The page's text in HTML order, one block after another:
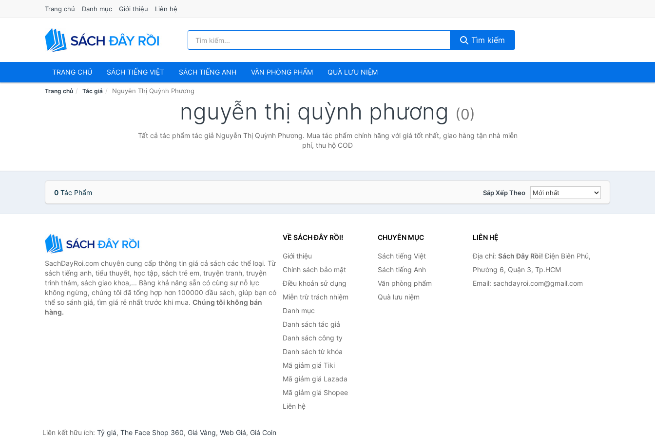
Trang chủ Danh mục Giới thiệu Liên hệ
Tìm kiếm
TRANG CHỦ SÁCH TIẾNG VIỆT SÁCH TIẾNG ANH VĂN PHÒNG PHẨM QUÀ LƯU NIỆM
Trang chủ Tác giả Nguyễn Thị Quỳnh Phương
nguyễn thị quỳnh phương (0)
Tất cả tác phẩm tác giả Nguyễn Thị Quỳnh Phương. Mua tác phẩm chính hãng với giá tốt nhất, giao hàng tận nhà miễn
phí, thu hộ COD
0 Tác Phẩm Sắp Xếp Theo
SachDayRoi.com chuyên cung cấp thông tin giá cả sách các thể loại. Từ
sách tiếng anh, tiểu thuyết, học tập, sách trẻ em, truyện tranh, truyện
trinh thám, sách giao khoa,... Bằng khả năng sẵn có cùng sự nỗ lực
không ngừng, chúng tôi đã tổng hợp hơn 100000 đầu sách, giúp bạn có
thể so sánh giá, tìm giá rẻ nhất trước khi mua. Chúng tôi không bán
hàng.
VỀ SÁCH ĐÂY RỒI!
Giới thiệu
Chính sách bảo mật
Điều khoản sử dụng
Miễn trừ trách nhiệm
Danh mục
Danh sách tác giả
Danh sách công ty
Danh sách từ khóa
Mã giảm giá Tiki
Mã giảm giá Lazada
Mã giảm giá Shopee
Liên hệ
CHUYÊN MỤC
Sách tiếng Việt
Sách tiếng Anh
Văn phòng phẩm
Quà lưu niệm
LIÊN HỆ
Địa chỉ: Sách Đây Rồi! Điện Biên Phủ,
Phường 6, Quận 3, Tp.HCM
Email: sachdayroi.com@gmail.com
Liên kết hữu ích: Tỷ giá, The Face Shop 360, Giá Vàng, Web Giá, Giá Coin